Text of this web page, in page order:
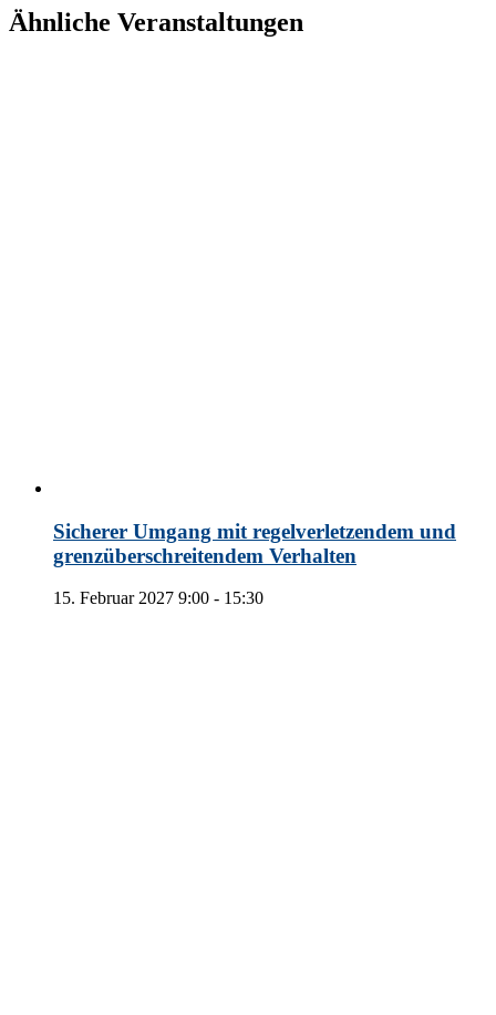
Ähnliche Veranstaltungen
Sicherer Umgang mit regelverletzendem und
grenzüberschreitendem Verhalten
15. Februar 2027 9:00 - 15:30